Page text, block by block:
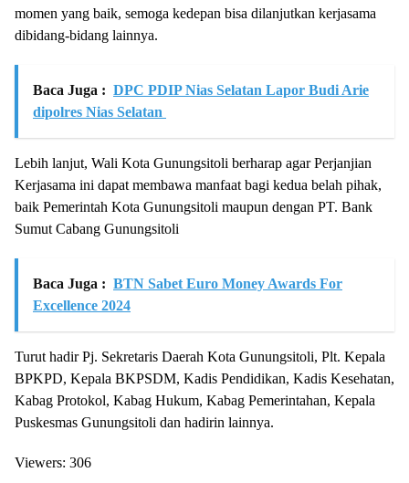
momen yang baik, semoga kedepan bisa dilanjutkan kerjasama
dibidang-bidang lainnya.
Baca Juga : DPC PDIP Nias Selatan Lapor Budi Arie
dipolres Nias Selatan
Lebih lanjut, Wali Kota Gunungsitoli berharap agar Perjanjian
Kerjasama ini dapat membawa manfaat bagi kedua belah pihak,
baik Pemerintah Kota Gunungsitoli maupun dengan PT. Bank
Sumut Cabang Gunungsitoli
Baca Juga : BTN Sabet Euro Money Awards For
Excellence 2024
Turut hadir Pj. Sekretaris Daerah Kota Gunungsitoli, Plt. Kepala
BPKPD, Kepala BKPSDM, Kadis Pendidikan, Kadis Kesehatan,
Kabag Protokol, Kabag Hukum, Kabag Pemerintahan, Kepala
Puskesmas Gunungsitoli dan hadirin lainnya.
Viewers: 306